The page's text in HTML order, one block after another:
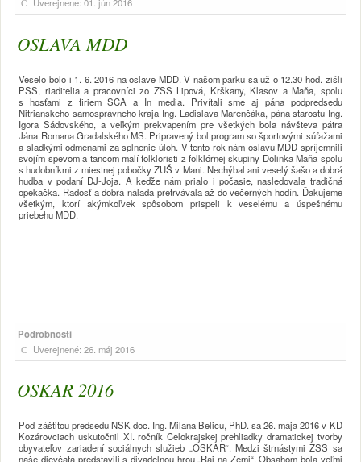
Uverejnené: 01. jún 2016
OSLAVA MDD
Veselo bolo i 1. 6. 2016 na oslave MDD. V našom parku sa už o 12.30 hod. zišli
PSS, riaditelia a pracovníci zo ZSS Lipová, Krškany, Klasov a Maňa, spolu
s hosťami z firiem SCA a In media. Privítali sme aj pána podpredsedu
Nitrianskeho samosprávneho kraja Ing. Ladislava Marenčáka, pána starostu Ing.
Igora Sádovského, a veľkým prekvapením pre všetkých bola návšteva pátra
Jána Romana Gradalského MS. Pripravený bol program so športovými súťažami
a sladkými odmenami za splnenie úloh. V tento rok nám oslavu MDD spríjemnili
svojím spevom a tancom malí folkloristi z folklórnej skupiny Dolinka Maňa spolu
s hudobníkmi z miestnej pobočky ZUŠ v Mani. Nechýbal ani veselý šašo a dobrá
hudba v podaní DJ-Joja. A keďže nám prialo i počasie, nasledovala tradičná
opekačka. Radosť a dobrá nálada pretrvávala až do večerných hodín. Ďakujeme
všetkým, ktorí akýmkoľvek spôsobom prispeli k veselému a úspešnému
priebehu MDD.
Podrobnosti
Uverejnené: 26. máj 2016
OSKAR 2016
Pod záštitou predsedu NSK doc. Ing. Milana Belicu, PhD. sa 26. mája 2016 v KD
Kozárovciach uskutočnil XI. ročník Celokrajskej prehliadky dramatickej tvorby
obyvateľov zariadení sociálnych služieb „OSKAR“. Medzi štrnástymi ZSS sa
naše dievčatá predstavili s divadelnou hrou „Raj na Zemi“. Obsahom bola veľmi